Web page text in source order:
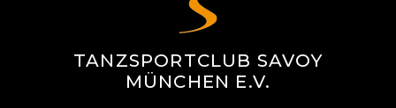
TANZSPORTCLUB SAVOY
MÜNCHEN E.V.